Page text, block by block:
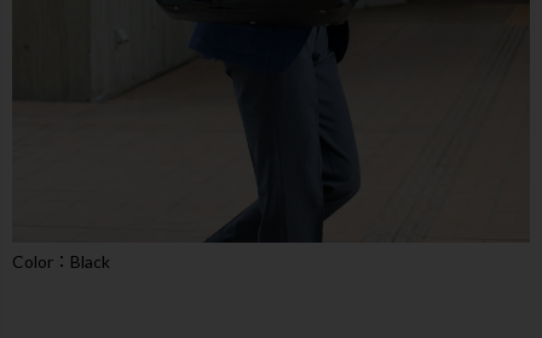
Color：Black